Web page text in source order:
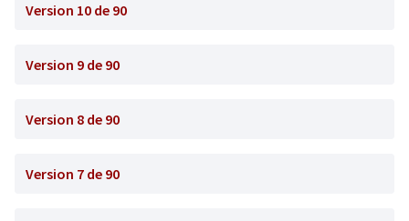
Version 10 de 90
Version 9 de 90
Version 8 de 90
Version 7 de 90